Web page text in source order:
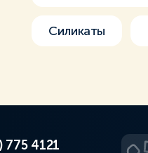
Силикаты
775 4121